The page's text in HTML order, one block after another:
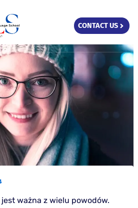
CONTACT US
ważna z wielu powodów.